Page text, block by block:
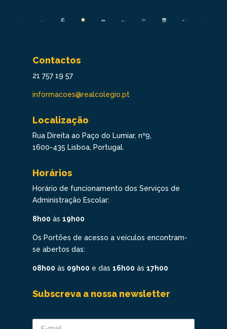
Contactos
21 757 19 57
informacoes@realcolegio.pt
Localização
Rua Direita ao Paço do Lumiar, nº9,
1600-435 Lisboa, Portugal.
Horários
Horário de funcionamento dos Serviços de
Administração Escolar:
8h00 às 19h00
Os Portões de acesso a veículos encontram-
se abertos das:
08h00 às 09h00 e das 16h00 às 17h00
Subscreva a nossa newsletter